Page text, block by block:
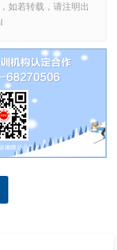
如若转载，请注明出